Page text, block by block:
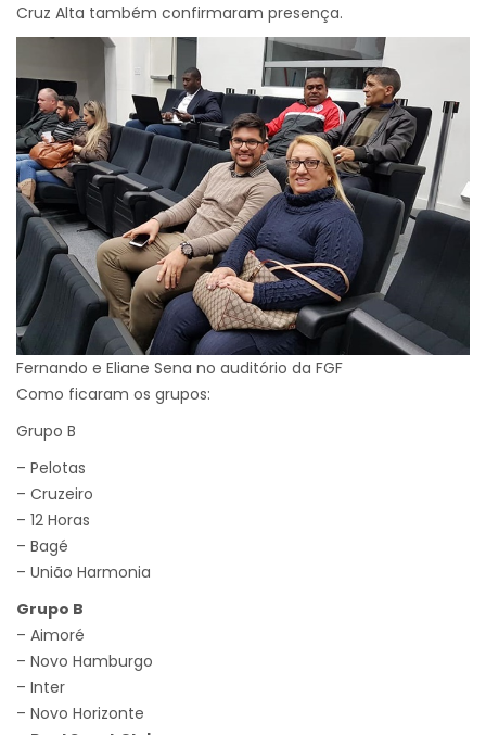
Cruz Alta também confirmaram presença.
Fernando e Eliane Sena no auditório da FGF
Como ficaram os grupos:
Grupo B
– Pelotas
– Cruzeiro
– 12 Horas
– Bagé
– União Harmonia
Grupo B
– Aimoré
– Novo Hamburgo
– Inter
– Novo Horizonte